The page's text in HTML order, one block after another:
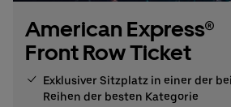
American Express®
Front Row Ticket
Exklusiver Sitzplatz in einer der
Reihen der besten Kategorie